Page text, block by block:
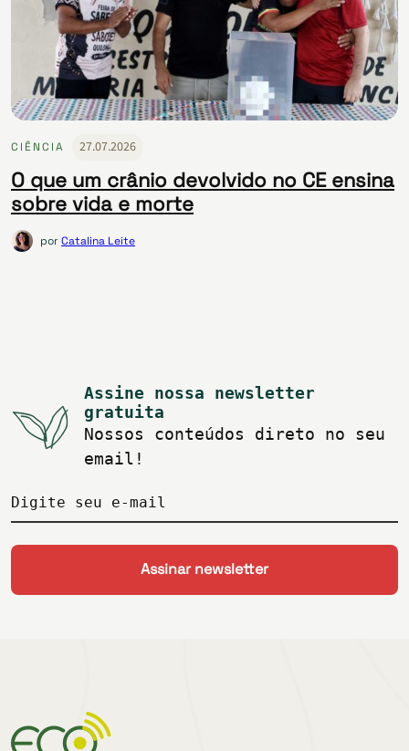
CIÊNCIA 27.07.2026
O que um crânio devolvido no CE ensina
sobre vida e morte
porCatalina Leite
Assine nossa newsletter
gratuita
Nossos conteúdos direto no seu
email!
Digite seu e-mail